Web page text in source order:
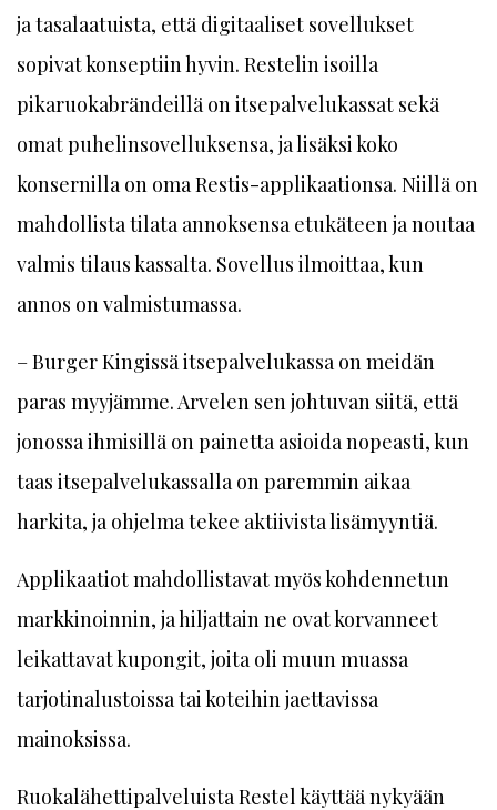
ja tasalaatuista, että digitaaliset sovellukset
sopivat konseptiin hyvin. Restelin isoilla
pikaruokabrändeillä on itsepalvelukassat sekä
omat puhelinsovelluksensa, ja lisäksi koko
konsernilla on oma Restis-applikaationsa. Niillä on
mahdollista tilata annoksensa etukäteen ja noutaa
valmis tilaus kassalta. Sovellus ilmoittaa, kun
annos on valmistumassa.
– Burger Kingissä itsepalvelukassa on meidän
paras myyjämme. Arvelen sen johtuvan siitä, että
jonossa ihmisillä on painetta asioida nopeasti, kun
taas itsepalvelukassalla on paremmin aikaa
harkita, ja ohjelma tekee aktiivista lisämyyntiä.
Applikaatiot mahdollistavat myös kohdennetun
markkinoinnin, ja hiljattain ne ovat korvanneet
leikattavat kupongit, joita oli muun muassa
tarjotinalustoissa tai koteihin jaettavissa
mainoksissa.
Ruokalähettipalveluista Restel käyttää nykyään